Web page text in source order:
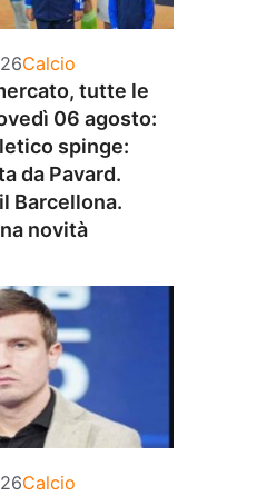
Categorie
Calcio
tutte le
06 agosto:
spinge:
da Pavard.
Barcellona.
novità
Categorie
Calcio